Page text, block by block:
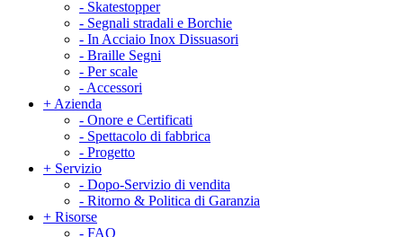
- Skatestopper
- Segnali stradali e Borchie
- In Acciaio Inox Dissuasori
- Braille Segni
- Per scale
- Accessori
+ Azienda
- Onore e Certificati
- Spettacolo di fabbrica
- Progetto
+ Servizio
- Dopo-Servizio di vendita
- Ritorno & Politica di Garanzia
+ Risorse
- FAQ